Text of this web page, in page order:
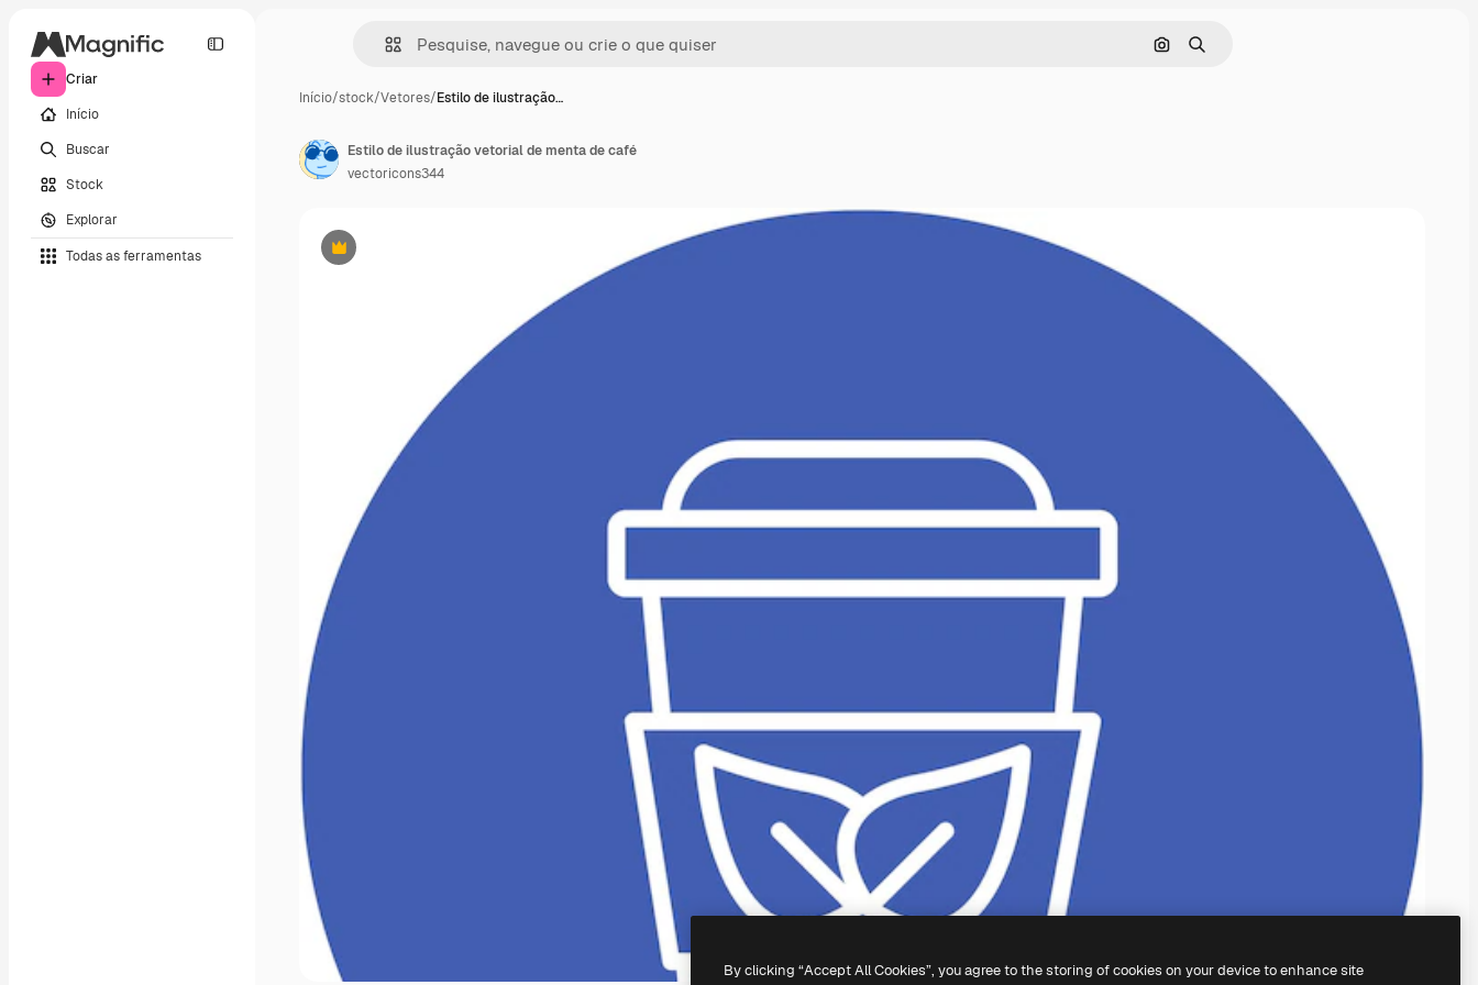
Criar
Início
Buscar
Stock
Explorar
Todas as ferramentas
Pesquisar por imagem
Buscar
Início/stock/Vetores/Estilo de ilustração…
Premium
Estilo de ilustração vetorial de menta de café
vectoricons344
By clicking “Accept All Cookies”, you agree to the storing of cookies on your device to enhance site